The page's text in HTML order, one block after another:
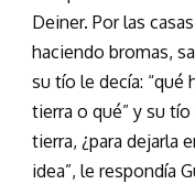
Deiner. Por las
haciendo bromas,
su tío le decía: “qué
tierra o qué” y su tío
tierra, ¿para dejarla
idea”, le respondía